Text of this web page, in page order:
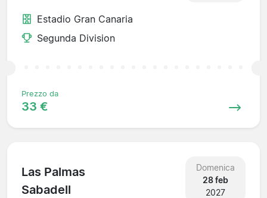
Estadio Gran Canaria
Segunda Division
Prezzo da
33 €
Las Palmas
Sabadell
Domenica
28 feb
2027